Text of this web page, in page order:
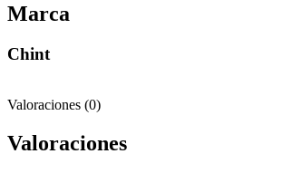
Marca
Chint
Valoraciones (0)
Valoraciones